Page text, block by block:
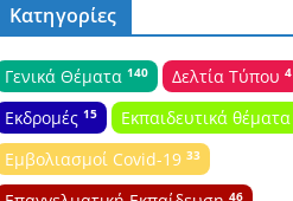
Κατηγορίες
Γενικά Θέματα 140 Δελτία Τύπου 4
Εκδρομές 15 Εκπαιδευτικά θέματα
Εμβολιασμοί Covid-19 33
46